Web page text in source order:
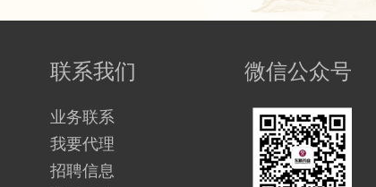
联系我们
业务联系
我要代理
招聘信息
微信公众号